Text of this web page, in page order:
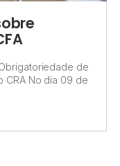
de
CRA No dia 09 de